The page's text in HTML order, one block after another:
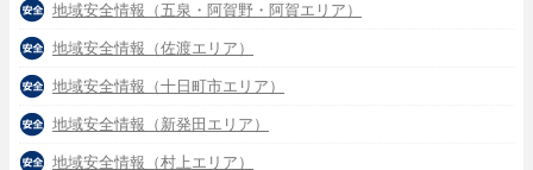
地域安全情報（五泉・阿賀野・阿賀エリア）
地域安全情報（佐渡エリア）
地域安全情報（十日町市エリア）
地域安全情報（新発田エリア）
地域安全情報（村上エリア）